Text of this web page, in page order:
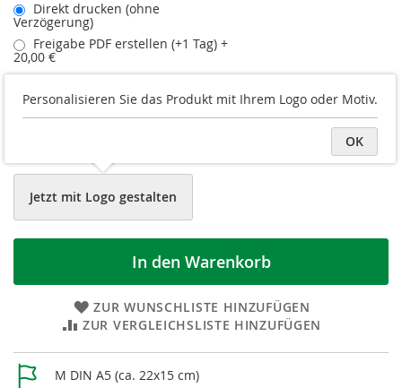
Direkt drucken (ohne
Verzögerung)
Freigabe PDF erstellen (+1 Tag) +
20,00 €
Druckvorschau
Jetzt mit Logo gestalten
In den Warenkorb
ZUR WUNSCHLISTE HINZUFÜGEN
ZUR VERGLEICHSLISTE HINZUFÜGEN
Weitere
Informationen
M DIN A5 (ca. 22x15 cm)
Personalisieren Sie das Produkt mit Ihrem Logo oder Motiv.
OK